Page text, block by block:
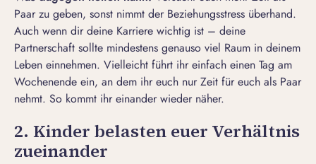
Paar zu geben, sonst nimmt der Beziehungsstress überhand.
Auch wenn dir deine Karriere wichtig ist – deine
Partnerschaft sollte mindestens genauso viel Raum in deinem
Leben einnehmen. Vielleicht führt ihr einfach einen Tag am
Wochenende ein, an dem ihr euch nur Zeit für euch als Paar
nehmt. So kommt ihr einander wieder näher.
2. Kinder belasten euer Verhältnis
zueinander